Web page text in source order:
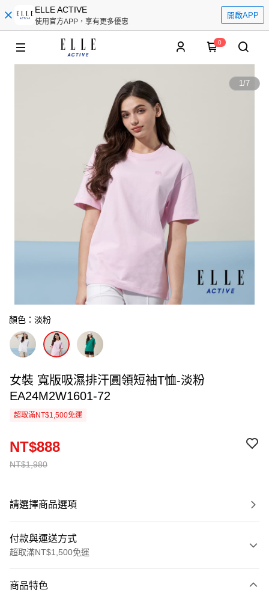
ELLE ACTIVE
使用官方APP，享有更多優惠
開啟APP
0
1/7
顏色：淡粉
女裝 寬版吸濕排汗圓領短袖T恤-淡粉
EA24M2W1601-72
超取滿NT$1,500免運
NT$1,980
NT$888
請選擇商品選項
付款與運送方式
超取滿NT$1,500免運
信用卡一次付款
商品特色